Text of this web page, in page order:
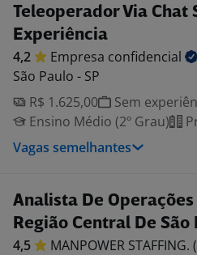
Teleoperador Via Chat
Experiência
4,2 Empresa confidencial
São Paulo - SP
R$ 1.625,00
Sem
Ensino Médio (2º Grau)
Vagas semelhantes
Analista De Operações
Região Central De São
4,5 MANPOWER STAFFING.